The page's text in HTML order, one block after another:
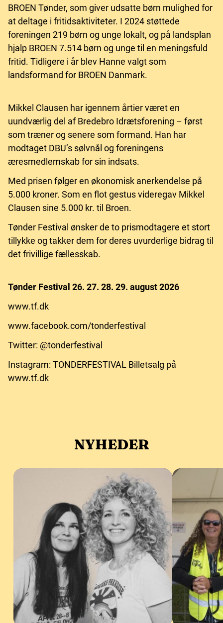
BROEN Tønder, som giver udsatte børn mulighed for
at deltage i fritidsaktiviteter. I 2024 støttede
foreningen 219 børn og unge lokalt, og på landsplan
hjalp BROEN 7.514 børn og unge til en meningsfuld
fritid. Tidligere i år blev Hanne valgt som
landsformand for BROEN Danmark.
Mikkel Clausen har igennem årtier været en
uundværlig del af Bredebro Idrætsforening – først
som træner og senere som formand. Han har
modtaget DBU’s sølvnål og foreningens
æresmedlemskab for sin indsats.
Med prisen følger en økonomisk anerkendelse på
5.000 kroner. Som en flot gestus videregav Mikkel
Clausen sine 5.000 kr. til Broen.
Tønder Festival ønsker de to prismodtagere et stort
tillykke og takker dem for deres uvurderlige bidrag til
det frivillige fællesskab.
Tønder Festival 26. 27. 28. 29. august 2026
www.tf.dk
www.facebook.com/tonderfestival
Twitter: @tonderfestival
Instagram: TONDERFESTIVAL Billetsalg på
www.tf.dk
NYHEDER